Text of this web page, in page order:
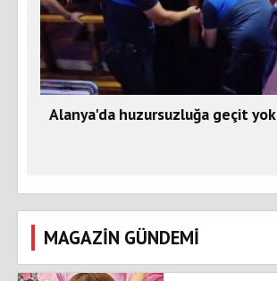
Alanya'da huzursuzluğa geçit yok
MAGAZİN GÜNDEMİ